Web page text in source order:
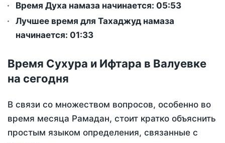
Время Духа намаза начинается: 05:53
Лучшее время для Тахаджуд намаза
начинается: 01:33
Время Сухура и Ифтара в Валуевке
на сегодня
В связи со множеством вопросов, особенно во
время месяца Рамадан, стоит кратко объяснить
простым языком определения, связанные с